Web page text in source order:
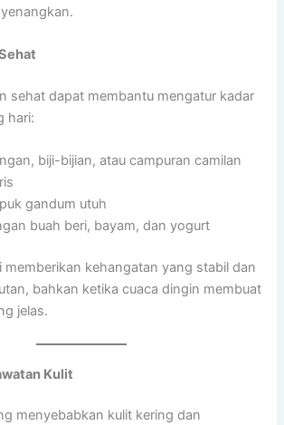
sehat dapat membantu mengatur kadar
hari:
biji-bijian, atau campuran camilan
gandum utuh
buah beri, bayam, dan yogurt
memberikan kehangatan yang stabil dan
bahkan ketika cuaca dingin membuat
jelas.
Kulit
menyebabkan kulit kering dan